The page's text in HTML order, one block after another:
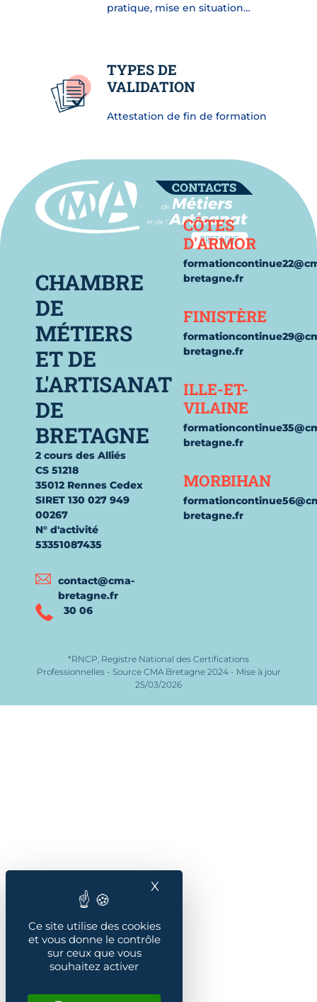
Ce site utilise des cookies
et vous donne le contrôle
sur ceux que vous
souhaitez activer
X
pratique, mise en situation…
TYPES DE
VALIDATION
Attestation de fin de formation
CHAMBRE
DE
MÉTIERS
ET DE
L'ARTISANAT
DE
BRETAGNE
2 cours des Alliés
CS 51218
35012 Rennes Cedex
SIRET 130 027 949
00267
N° d'activité
53351087435
contact@cma-
bretagne.fr
30 06
Contact
CÔTES
D'ARMOR
bretagne.fr
FINISTÈRE
bretagne.fr
ILLE-ET-
VILAINE
bretagne.fr
MORBIHAN
bretagne.fr
*RNCP, Registre National des Certifications
Professionnelles - Source CMA Bretagne 2024 - Mise à jour
25/03/2026